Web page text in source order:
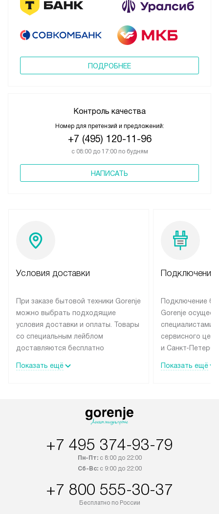
ПОДРОБНЕЕ
Контроль качества
Номер для претензий и предложений:
+7 (495) 120-11-96
с 08:00 до 17:00 по будням
НАПИСАТЬ
Условия доставки
При заказе бытовой техники Gorenje
можно выбрать подходящие
условия доставки и оплаты. Товары
со специальным лейблом
доставляются бесплатно
до подъезда, выезд за МКАД
в течение трех дней. Доставка
регионы осуществляется через
100% предоплаты наша компания
до представительства
транспортной компании в городе
Показать ещё
Подключение
Подключение
Gorenje
специалистами
сервисного
и Санкт-
подключается
подключения к
определяется
Показать ещё
+7 495 374-93-79
Пн-Пт:с 8:00 до 22:00
Сб-Вс:с 9:00 до 22:00
+7 800 555-30-37
Бесплатно по России